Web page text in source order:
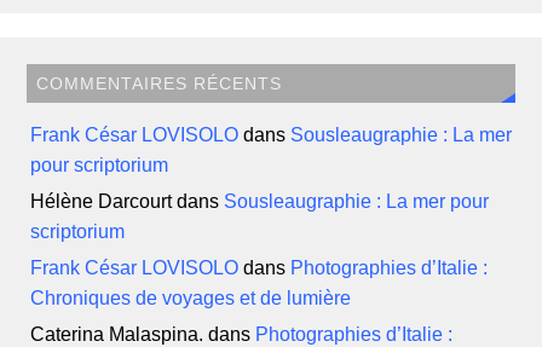
COMMENTAIRES RÉCENTS
Frank César LOVISOLO dans Sousleaugraphie : La mer
pour scriptorium
Hélène Darcourtdans Sousleaugraphie : La mer pour
scriptorium
Frank César LOVISOLO dans Photographies d’Italie :
Chroniques de voyages et de lumière
Caterina Malaspina. dans Photographies d’Italie :